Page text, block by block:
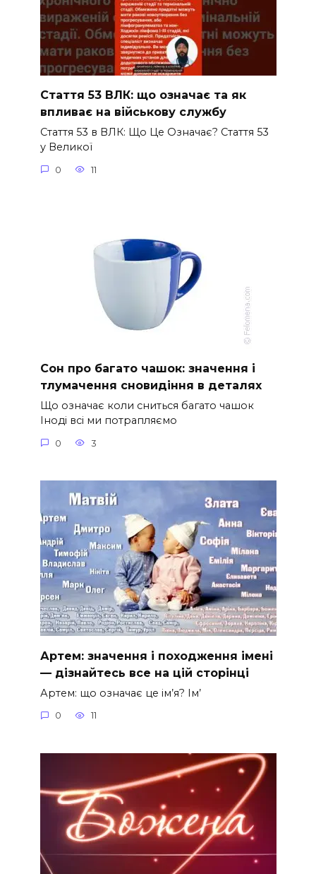
Стаття 53 ВЛК: що означає та як
впливає на військову службу
Стаття 53 в ВЛК: Що Це Означає? Стаття 53
у Великої
0 11
Сон про багато чашок: значення і
тлумачення сновидіння в деталях
Що означає коли сниться багато чашок
Іноді всі ми потрапляємо
0 3
Артем: значення і походження імені
— дізнайтесь все на цій сторінці
Артем: що означає це ім’я? Ім’
0 11